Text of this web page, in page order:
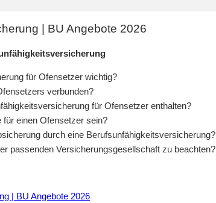
| BU Angebote 2026
für Ofensetzer wichtig?
verbunden?
für Ofensetzer enthalten?
einen Ofensetzer sein?
durch eine Berufsunfähigkeitsversicherung?
passenden Versicherungsgesellschaft zu beachten?
| BU Angebote 2026